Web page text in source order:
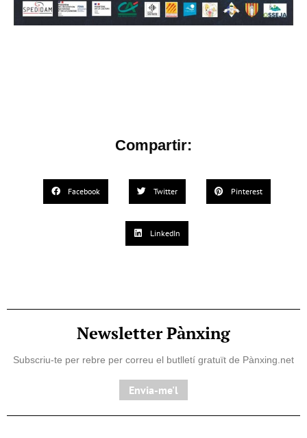
Compartir:
Facebook Twitter Pinterest
LinkedIn
Newsletter Pànxing
Subscriu-te per rebre per correu el butlletí gratuït de Pànxing.net​
Envia-me'l